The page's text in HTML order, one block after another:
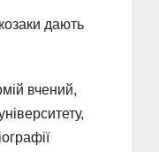
дають
вчений,